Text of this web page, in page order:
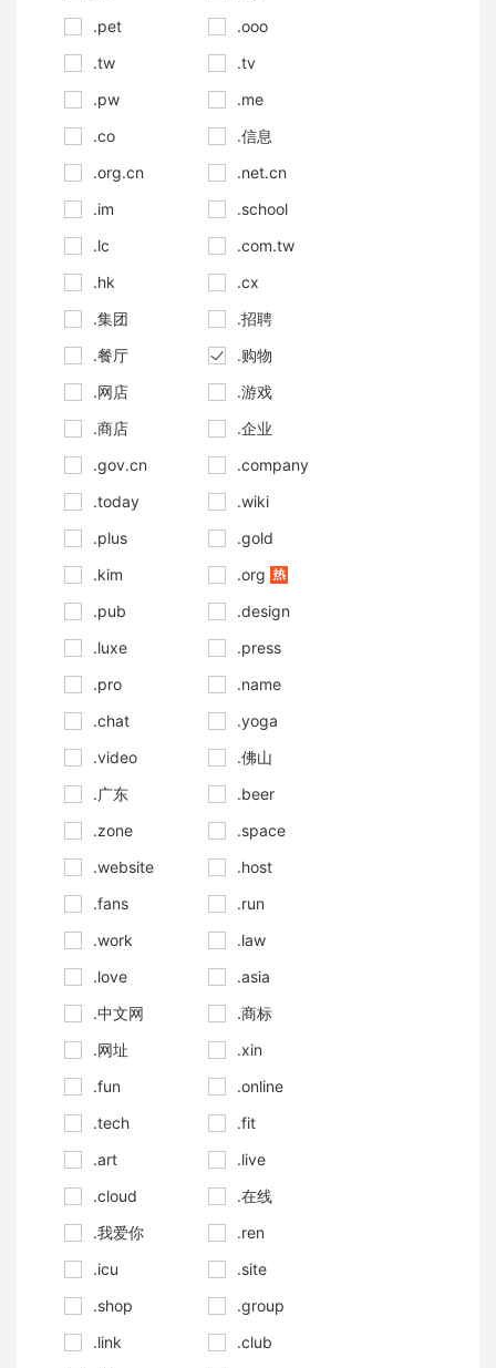
.pet
.ooo
.tw
.tv
.pw
.me
.co
.信息
.org.cn
.net.cn
.im
.school
.lc
.com.tw
.hk
.cx
.集团
.招聘
.餐厅
.购物
.网店
.游戏
.商店
.企业
.gov.cn
.company
.today
.wiki
.plus
.gold
.kim
.org
.pub
.design
.luxe
.press
.pro
.name
.chat
.yoga
.video
.佛山
.广东
.beer
.zone
.space
.website
.host
.fans
.run
.work
.law
.love
.asia
.中文网
.商标
.网址
.xin
.fun
.online
.tech
.fit
.art
.live
.cloud
.在线
.我爱你
.ren
.icu
.site
.shop
.group
.link
.club